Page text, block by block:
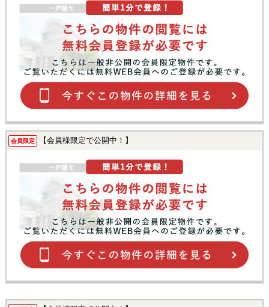
会員限定 【会員様限定で公開中！】